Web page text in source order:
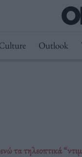
Outlook
τα τηλεοπτικά